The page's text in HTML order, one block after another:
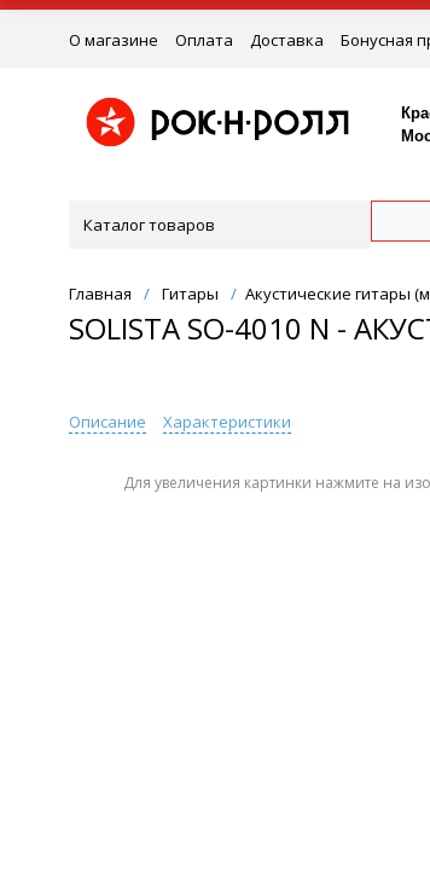
О магазине Оплата Доставка Бонусная
Каталог товаров
Главная / Гитары / Акустические гитары
SOLISTA SO-4010 N -
Описание Характеристики
Для увеличения картинки нажмите на